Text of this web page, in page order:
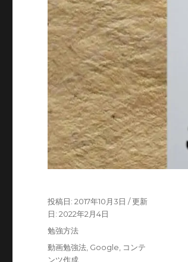
投
稿
日:
2017年10月3日
2022年2月4日
カ
テ
勉強方法
タ
グ
動画勉強法 Google コンテ
ンツ作成